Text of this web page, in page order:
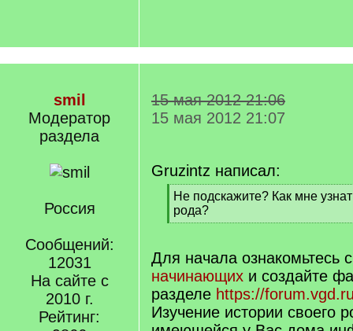
smil
Модератор
раздела
Россия
Сообщений:
12031
На сайте с
2010 г.
Рейтинг:
15 мая 2012 21:06
15 мая 2012 21:07
Gruzintz написал:
[
q
]
Не подскажите? Как мне
рода?
[
q
]
Для начала ознакомьтесь
начинающих и создайте
разделе https://
Изучение истории своего